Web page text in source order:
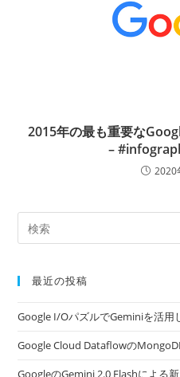
2015年の最も重要な
–
2020
最近の投稿
Google I/OパズルでGeminiを活用
Google Cloud Dataflowの
GoogleのGemini 2.0 Flashによる